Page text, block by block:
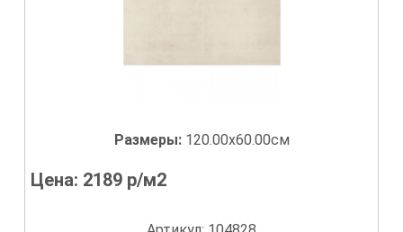
Размеры: 120.00x60.00см
Цена: 2189 р/м2